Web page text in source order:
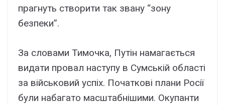
прагнуть створити так звану “зону
безпеки”.
За словами Тимочка, Путін намагається
видати провал наступу в Сумській області
за військовий успіх. Початкові плани Росії
були набагато масштабнішими. Окупанти